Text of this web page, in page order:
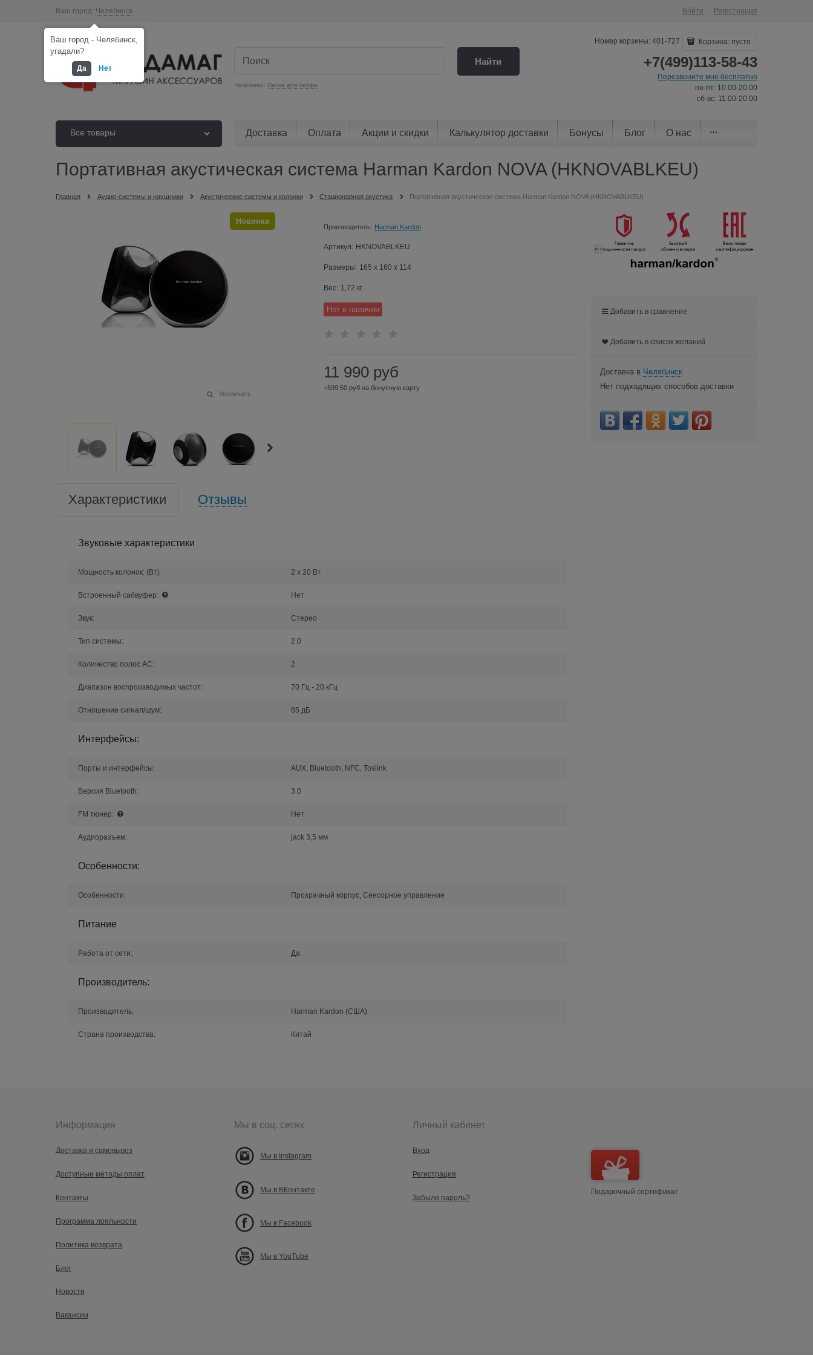
Ваш город: Челябинск Войти Регистрация
Например: Палка для селфи
Найти
Номер корзины: 401-727 Корзина: пусто
+7(499)113-58-43
Перезвоните мне бесплатно
пн-пт: 10.00-20.00
сб-вс: 11.00-20.00
Все товары Доставка Оплата Акции и скидки Калькулятор доставки Бонусы Блог О нас
Портативная акустическая система Harman Kardon NOVA (HKNOVABLKEU)
Главная Аудио-системы и наушники Акустические системы и колонки Стационарная акустика Портативная акустическая система Harman Kardon NOVA (HKNOVABLKEU)
Новинка
Увеличить
Производитель: Harman Kardon
Артикул: HKNOVABLKEU
Размеры: 165 x 160 x 114
Вес: 1,72 кг.
Нет в наличии
11 990 руб
+599,50 руб на бонусную карту
Характеристики Отзывы
Звуковые характеристики
Мощность колонок: (Вт) 2 х 20 Вт
Встроенный сабвуфер: Нет
Звук: Стерео
Тип системы: 2.0
Количество полос AC: 2
Диапазон воспроизводимых частот: 70 Гц - 20 кГц
Отношение сигнал/шум: 85 дБ
Интерфейсы:
Порты и интерфейсы: AUX, Bluetooth, NFC, Toslink
Версия Bluetooth: 3.0
FM тюнер: Нет
Аудиоразъем: jack 3,5 мм
Особенности:
Особенности: Прозрачный корпус, Сенсорное управление
Питание
Работа от сети: Да
Производитель:
Производитель: Harman Kardon (США)
Страна производства: Китай

Добавить в сравнение
Добавить в список желаний
Доставка в Челябинск
Нет подходящих способов доставки
Информация
Доставка и самовывоз
Доступные методы оплат
Контакты
Программа лояльности
Политика возврата
Блог
Новости
Вакансии
Мы в соц. сетях
Мы в Instagram
Мы в ВКонтакте
Мы в Facebook
Мы в YouTube
Личный кабинет
Вход
Регистрация
Забыли пароль?
Подарочный сертификат
Ваш город - Челябинск,
угадали?
Да Нет